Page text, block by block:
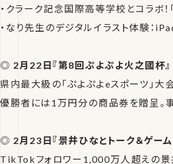
・クラーク記念国際高等学校とコラボ
・なり先生のデジタルイラスト体験：
◎ 2月22日『第8回ぷよぷよ火之國杯』
県内最大級の「ぷよぷよeスポーツ」大会
優勝者には1万円分の商品券を贈呈。
◎ 2月23日『景井ひなとトーク＆ゲーム
TikTokフォロワー1,000万人超えの景